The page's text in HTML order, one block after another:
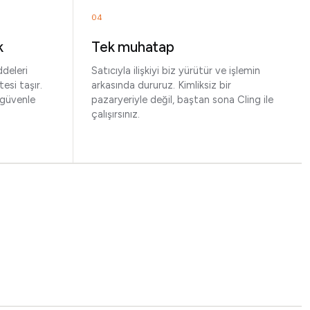
taşır.
04
Tek muhatap
Satıcıyla ilişkiyi biz yürütür ve işlemin
arkasında dururuz. Kimliksiz bir
pazaryeriyle değil, baştan sona Cling ile
çalışırsınız.